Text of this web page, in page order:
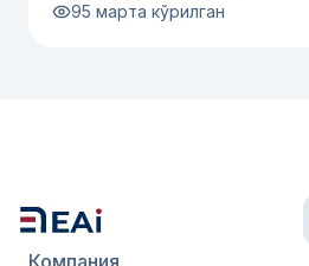
95 марта кўрилган
Компания